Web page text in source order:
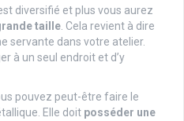
diversifié et plus vous aurez
taille . Cela revient à dire
servante dans votre atelier.
à un seul endroit et d’y
pouvez peut-être faire le
Elle doit posséder une